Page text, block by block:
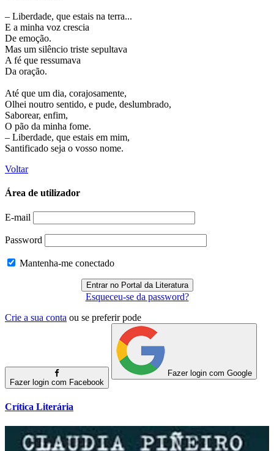
– Liberdade, que estais na terra...
E a minha voz crescia
De emoção.
Mas um silêncio triste sepultava
A fé que ressumava
Da oração.
Até que um dia, corajosamente,
Olhei noutro sentido, e pude, deslumbrado,
Saborear, enfim,
O pão da minha fome.
– Liberdade, que estais em mim,
Santificado seja o vosso nome.
Voltar
Área de utilizador
E-mail
Password
Mantenha-me conectado
Esqueceu-se da password?
Crie a sua conta ou se preferir pode
Fazer login com Facebook
Fazer login com Google
Crítica Literária